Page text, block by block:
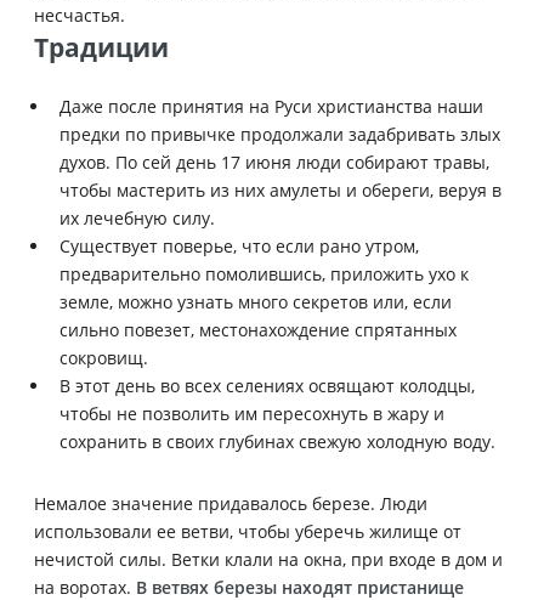
несчастья.
Традиции
Даже после принятия на Руси христианства наши
предки по привычке продолжали задабривать злых
духов. По сей день 17 июня люди собирают травы,
чтобы мастерить из них амулеты и обереги, веруя в
их лечебную силу.
Существует поверье, что если рано утром,
предварительно помолившись, приложить ухо к
земле, можно узнать много секретов или, если
сильно повезет, местонахождение спрятанных
сокровищ.
В этот день во всех селениях освящают колодцы,
чтобы не позволить им пересохнуть в жару и
сохранить в своих глубинах свежую холодную воду.
Немалое значение придавалось березе. Люди
использовали ее ветви, чтобы уберечь жилище от
нечистой силы. Ветки клали на окна, при входе в дом и
на воротах. В ветвях березы находят пристанище